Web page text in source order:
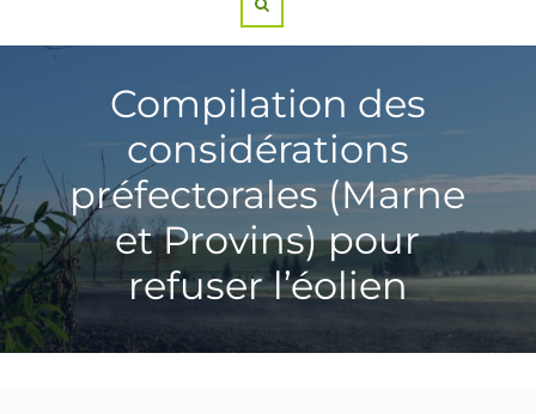
Compilation des
considérations
préfectorales (Marne
et Provins) pour
refuser l’éolien